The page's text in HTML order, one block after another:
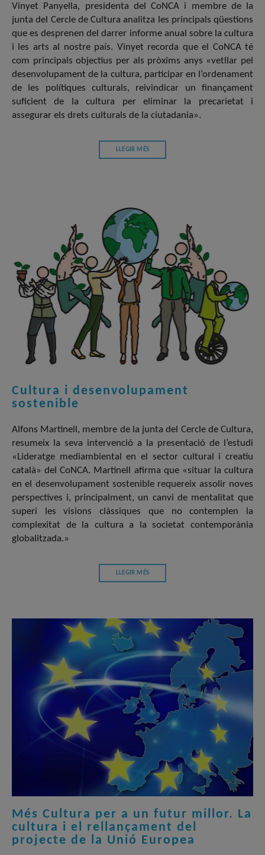
Vinyet Panyella, presidenta del CoNCA i membre de la
junta del Cercle de Cultura analitza les principals qüestions
que es desprenen del darrer informe anual sobre la cultura
i les arts al nostre país. Vinyet recorda que el CoNCA té
com principals objectius per als pròxims anys «vetllar pel
desenvolupament de la cultura, participar en l’ordenament
de les polítiques culturals, reivindicar un finançament
suficient de la cultura per eliminar la precarietat i
assegurar els drets culturals de la ciutadania».
LLEGIR MÉS
Cultura i desenvolupament
sostenible
Alfons Martinell, membre de la junta del Cercle de Cultura,
resumeix la seva intervenció a la presentació de l’estudi
«Lideratge mediambiental en el sector cultural i creatiu
català» del CoNCA. Martinell afirma que «situar la cultura
en el desenvolupament sostenible requereix assolir noves
perspectives i, principalment, un canvi de mentalitat que
superi les visions clàssiques que no contemplen la
complexitat de la cultura a la societat contemporània
globalitzada.»
LLEGIR MÉS
Més Cultura per a un futur millor. La
cultura i el rellançament del
projecte de la Unió Europea